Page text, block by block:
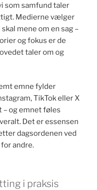
som samfund taler
Medierne vælger
skal mene om en sag –
og fokus er de
taler om og
emne fylder
TikTok eller X
– og emnet føles
Det er essensen
dagsordenen ved
andre.
i praksis